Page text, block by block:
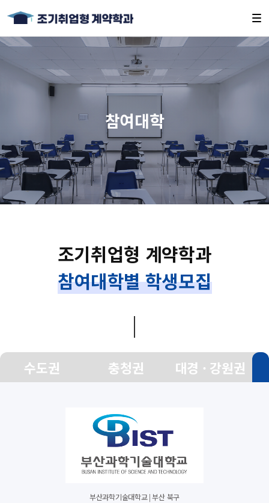
참여대학
조기취업형 계약학과
참여대학별 학생모집
수도권 충청권 대경 · 강원권
부산과학기술대학교 | 부산 북구